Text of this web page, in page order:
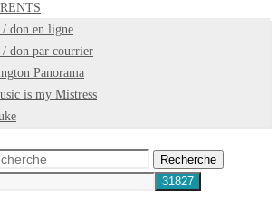
/ don en ligne
/ don par courrier
Panorama
is my Mistress
Recherche